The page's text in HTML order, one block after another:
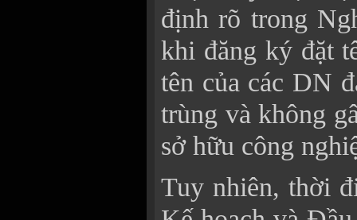
định rõ trong
khi đăng ký đặt
tên của các DN
trùng và không
sở hữu công
Tuy nhiên, thời